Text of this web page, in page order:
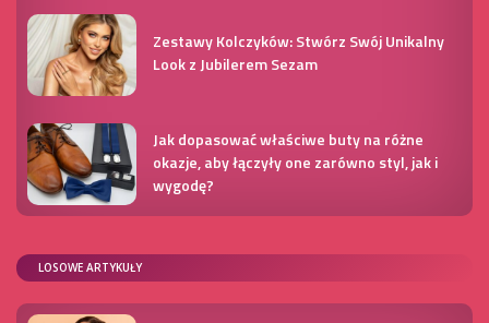
Zestawy Kolczyków: Stwórz Swój Unikalny
Look z Jubilerem Sezam
Jak dopasować właściwe buty na różne
okazje, aby łączyły one zarówno styl, jak i
wygodę?
LOSOWE ARTYKUŁY